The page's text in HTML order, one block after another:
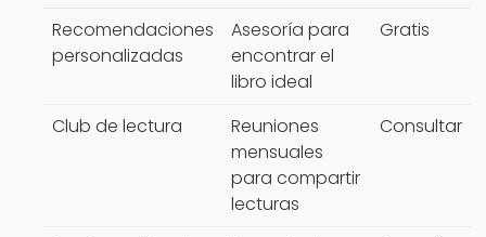
Recomendaciones
personalizadas
Asesoría para
encontrar el
libro ideal
Gratis
Club de lectura
Reuniones
mensuales
para compartir
lecturas
Consultar